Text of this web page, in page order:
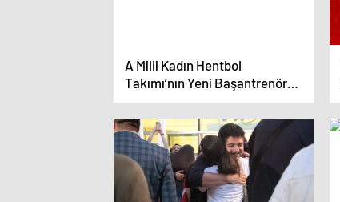
A Milli Kadın Hentbol
Takımı’nın Yeni Başantrenörü
David Ginesta Montes